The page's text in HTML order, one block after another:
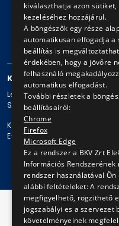
©
Impresszum Jogi
Adatvédelmi politika és
KAPCSOLAT
Levelezési cím: 1980 Budapest,
Székhely: 1980 Budapest,
Központi telefonszám: + 36 1
E-mail cím: bkv@bkv.hu
kiválaszthatja azon sütiket,
kezeléséhez hozzájárul.
A böngészők egy része
automatikusan elfogadja a
beállítás is
érdekében, hogy a jövőre
felhasználó
automatikus elfogadást.
További részletek a
beállításairól:
Chrome
Firefox
Microsoft Edge
Ez a rendszer a BKV Zrt
Információs Rendszerének
rendszer használatával
alábbi feltételeket: A
megfigyelhető, rögzithető
jogszabályi es a szervezet
követelményeinek